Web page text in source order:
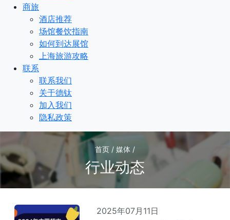
商旅
酒店推荐
场馆餐饮指南
如何到达展馆
上海旅游攻略
联系
联系我们
关于德钛
加入我们
隐私政策
首页 / 媒体 /
行业动态
2025年07月11日